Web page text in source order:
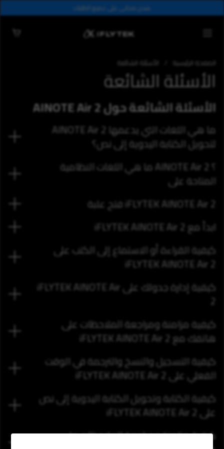
تخطي إلى المحتوى شحن مجاني على جميع الطلبات
سلة
الصفحة الرئيسية الأسئلة الشائعة
الأسئلة الشائعة
الأسئلة الشائعة حول AINOTE Air 2
ما هي اللغات التي يدعمها AINOTE Air 2
لتحويل الكتابة اليدوية إلى نص؟
؟ AINOTE Air 2 ما هي اللغات النظامية
المتاحة على
iFLYTEK AINOTE Air 2 فتح علبة
ابدأ مع iFLYTEK AINOTE Air 2
كيفية القراءة أو الاستماع إلى الكتب على
iFLYTEK AINOTE Air 2
كيفية إدارة جدولك على iFLYTEK AINOTE Air
2
كيفية مزامنة ومراجعة الملاحظات على
هاتفك مع iFLYTEK AINOTE Air 2
كيفية التسجيل والنسخ والترجمة في الوقت
الفعلي على iFLYTEK AINOTE Air 2
كيفية الكتابة وتحويل الكتابة اليدوية إلى نص
على iFLYTEK AINOTE Air 2
كيفية مزامنة ومراجعة الملاحظات على